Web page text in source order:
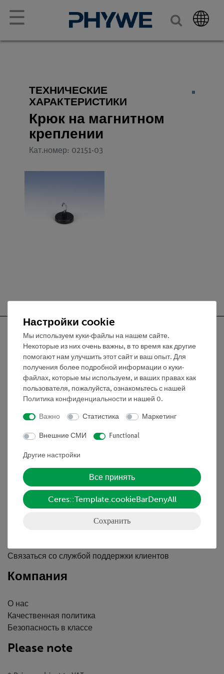
☰
ТЕХНИЧЕСКИЕ
ХАРАКТЕРИСТИКИ
Крюк на магнитном
креплении
Кат.номер: 02151-03
Nach oben
Информация
Условия сотрудничества
Вводные данные
Обслуживание
Краткий обзор услуг
Связаться со службой поддержки клиентов
Компания
О нас
Качественная политика
Безопасность в классе
Please note
Настройки cookie
Мы используем куки-файлы на нашем сайте.
Некоторые из них очень важны, в то время как другие
помогают нам улучшить этот сайт и ваш опыт. Для
получения более подробной информации о куки-
файлах, которые мы используем, и ваших правах как
пользователя, пожалуйста, ознакомьтесь с нашей
Политика конфиденциальности и нашей 0.
Важно Статистика Маркетинг
Внешние СМИ Functional
Другие настройки
Все принять
Ceres::Template.cookieBarDenyAll
Сохранить